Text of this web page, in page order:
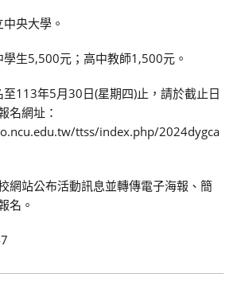
央大學。
學生5,500元；高中教師1,500元。
至113年5月30日(星期四)止，請於截止日
名網址：
ttss/index.php/2024dygca
網站公布活動訊息並轉傳電子海報、簡
名。